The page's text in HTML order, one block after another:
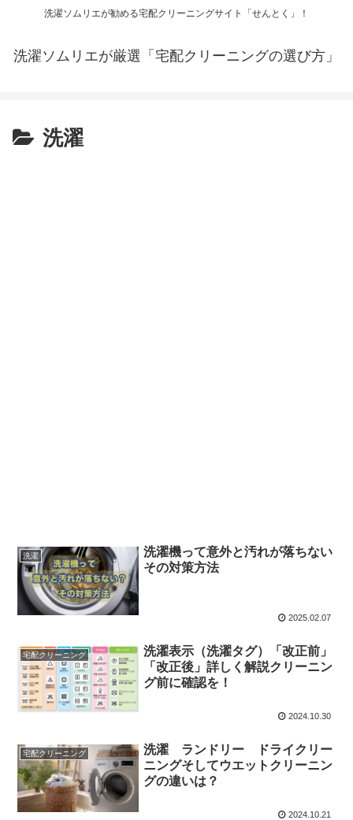
洗濯ソムリエが勧める宅配クリーニングサイト「せんとく」！
洗濯ソムリエが厳選「宅配クリーニングの選び方」
洗濯
洗濯
洗濯機って意外と汚れが落ちない
その対策方法
2025.02.07
宅配クリーニング
洗濯表示（洗濯タグ）「改正前」
「改正後」詳しく解説クリーニン
グ前に確認を！
2024.10.30
宅配クリーニング
洗濯 ランドリー ドライクリー
ニングそしてウエットクリーニン
グの違いは？
2024.10.21